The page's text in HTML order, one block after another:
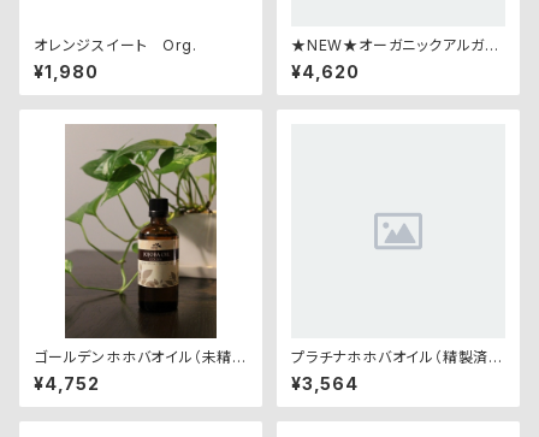
オレンジスイート Org.
¥1,980
★NEW★オーガニックアルガン
オイル 20ml
¥4,620
ゴールデンホホバオイル（未精
製） 100ml
¥4,752
プラチナホホバオイル（精製済
み） 20ml
¥3,564